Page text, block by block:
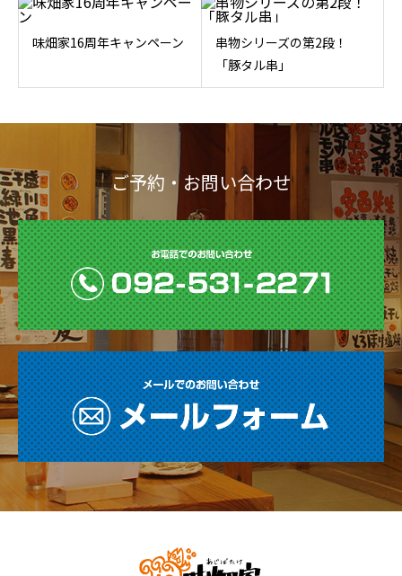
味畑家16周年キャンペーン
串物シリーズの第2段！
「豚タル串」
ご予約・お問い合わせ